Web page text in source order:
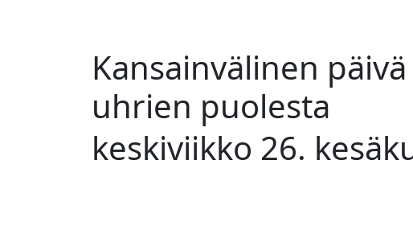
Kansainvälinen
uhrien puolesta
keskiviikko 26.